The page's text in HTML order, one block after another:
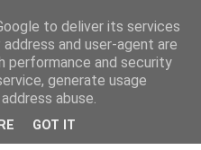
to deliver its services
and user-agent are
performance and security
generate usage
abuse.
GOT IT